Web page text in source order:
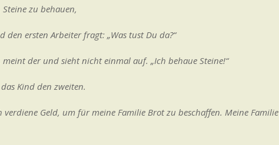
zu behauen,
ersten Arbeiter fragt: „Was tust Du da?“
meint der und sieht nicht einmal auf. „Ich behaue Steine!“
Kind den zweiten.
verdiene Geld, um für meine Familie Brot zu beschaffen. Meine Familie